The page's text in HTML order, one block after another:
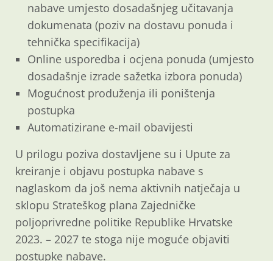
nabave umjesto dosadašnjeg učitavanja
dokumenata (poziv na dostavu ponuda i
tehnička specifikacija)
Online usporedba i ocjena ponuda (umjesto
dosadašnje izrade sažetka izbora ponuda)
Mogućnost produženja ili poništenja
postupka
Automatizirane e-mail obavijesti
U prilogu poziva dostavljene su i Upute za
kreiranje i objavu postupka nabave s
naglaskom da još nema aktivnih natječaja u
sklopu Strateškog plana Zajedničke
poljoprivredne politike Republike Hrvatske
2023. – 2027 te stoga nije moguće objaviti
postupke nabave.